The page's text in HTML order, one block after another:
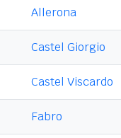
Allerona
Castel Giorgio
Castel Viscardo
Fabro